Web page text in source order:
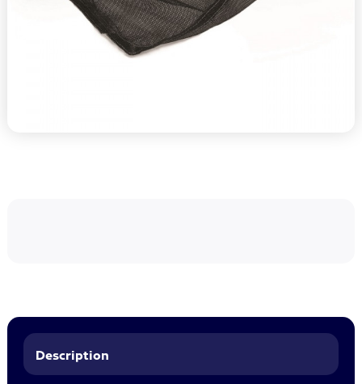
Description